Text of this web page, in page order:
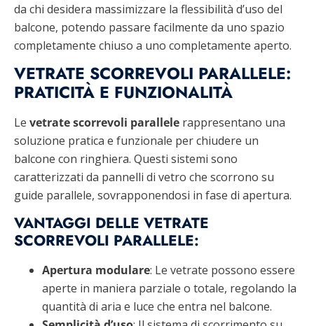
da chi desidera massimizzare la flessibilità d’uso del
balcone, potendo passare facilmente da uno spazio
completamente chiuso a uno completamente aperto.
VETRATE SCORREVOLI PARALLELE:
PRATICITÀ E FUNZIONALITÀ
Le vetrate scorrevoli parallele rappresentano una
soluzione pratica e funzionale per chiudere un
balcone con ringhiera. Questi sistemi sono
caratterizzati da pannelli di vetro che scorrono su
guide parallele, sovrapponendosi in fase di apertura.
VANTAGGI DELLE VETRATE
SCORREVOLI PARALLELE:
Apertura modulare: Le vetrate possono essere
aperte in maniera parziale o totale, regolando la
quantità di aria e luce che entra nel balcone.